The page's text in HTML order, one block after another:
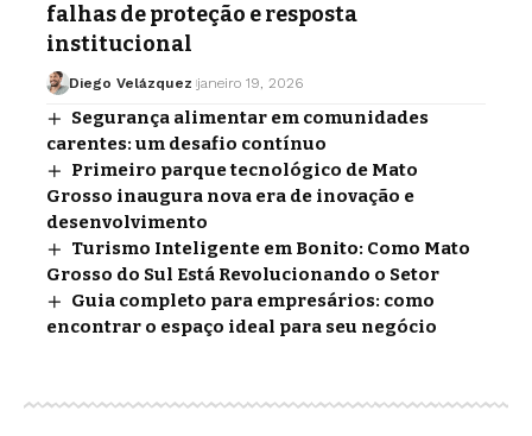
falhas de proteção e resposta
institucional
Diego Velázquez janeiro 19, 2026
Segurança alimentar em comunidades
carentes: um desafio contínuo
Primeiro parque tecnológico de Mato
Grosso inaugura nova era de inovação e
desenvolvimento
Turismo Inteligente em Bonito: Como Mato
Grosso do Sul Está Revolucionando o Setor
Guia completo para empresários: como
encontrar o espaço ideal para seu negócio